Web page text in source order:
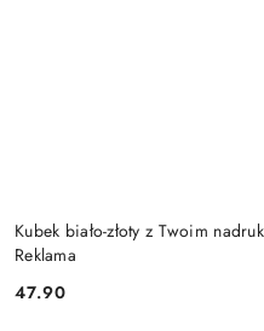
Kubek biało-złoty z Twoim
Reklama
Cena:
47.90